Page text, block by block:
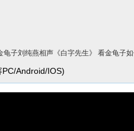
龟子刘纯燕相声《白字先生》 看金龟子
Android/IOS)